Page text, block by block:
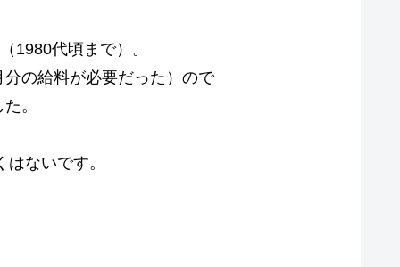
1980代頃まで）。
の給料が必要だった）ので
。
ないです。